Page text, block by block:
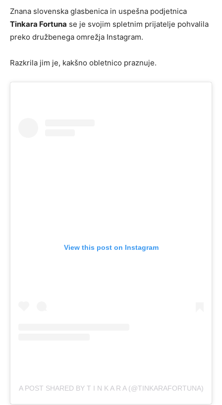
Znana slovenska glasbenica in uspešna podjetnica
Tinkara Fortuna se je svojim spletnim prijatelje pohvalila
preko družbenega omrežja Instagram.
Razkrila jim je, kakšno obletnico praznuje.
View this post on Instagram
A POST SHARED BY T I N K A R A (@TINKARAFORTUNA)